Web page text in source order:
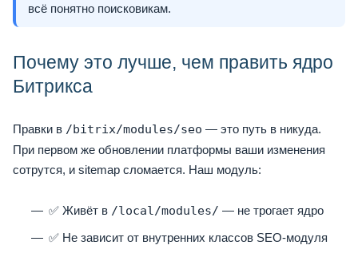
всё понятно поисковикам.
Почему это лучше, чем править ядро
Битрикса
Правки в /bitrix/modules/seo — это путь в никуда.
При первом же обновлении платформы ваши изменения
сотрутся, и sitemap сломается. Наш модуль:
✅ Живёт в /local/modules/ — не трогает ядро
✅ Не зависит от внутренних классов SEO-модуля